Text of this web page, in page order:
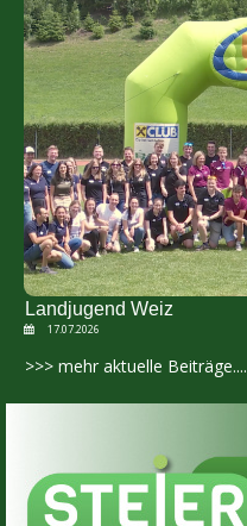
Landjugend Weiz
17.07.2026
>>> mehr aktuelle Beiträge....